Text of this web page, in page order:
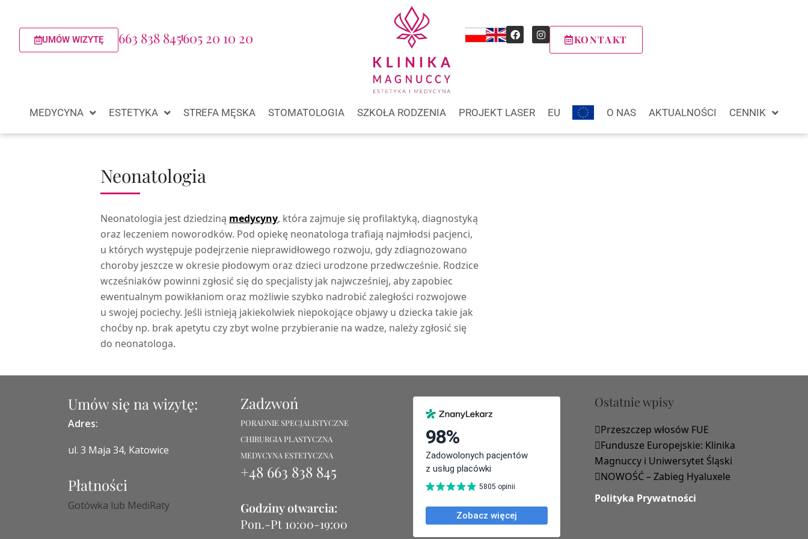
UMÓW WIZYTĘ 663 838 845605 20 10 20 KONTAKT
MEDYCYNA ESTETYKA STREFA MĘSKA STOMATOLOGIA SZKOŁA RODZENIA PROJEKT LASER EU O NAS AKTUALNOŚCI CENNIK
Neonatologia
Neonatologia jest dziedziną medycyny, która zajmuje się profilaktyką, diagnostyką
oraz leczeniem noworodków. Pod opiekę neonatologa trafiają najmłodsi pacjenci,
u których występuje podejrzenie nieprawidłowego rozwoju, gdy zdiagnozowano
choroby jeszcze w okresie płodowym oraz dzieci urodzone przedwcześnie. Rodzice
wcześniaków powinni zgłosić się do specjalisty jak najwcześniej, aby zapobiec
ewentualnym powikłaniom oraz możliwie szybko nadrobić zaległości rozwojowe
u swojej pociechy. Jeśli istnieją jakiekolwiek niepokojące objawy u dziecka takie jak
choćby np. brak apetytu czy zbyt wolne przybieranie na wadze, należy zgłosić się
do neonatologa.
Umów się na wizytę:
Adres:
ul. 3 Maja 34, Katowice
Płatności
Gotówka lub MediRaty
Zadzwoń
PORADNIE SPECJALISTYCZNE
CHIRURGIA PLASTYCZNA
MEDYCYNA ESTETYCZNA
+48 663 838 845
Godziny otwarcia:
Pon.-Pt 10:00-19:00
Ostatnie wpisy
Przeszczep włosów FUE
Fundusze Europejskie: Klinika
Magnuccy i Uniwersytet Śląski
NOWOŚĆ – Zabieg Hyaluxele
Polityka Prywatności